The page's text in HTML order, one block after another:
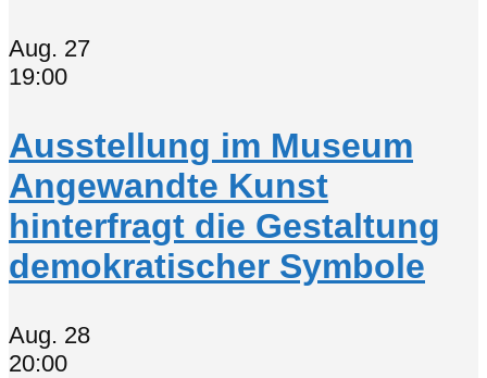
Aug. 27
19:00
Ausstellung im Museum
Angewandte Kunst
hinterfragt die Gestaltung
demokratischer Symbole
Aug. 28
20:00